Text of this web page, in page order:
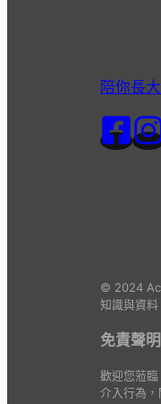
陪你長大
© 2024
知識與資
免責聲明
歡迎您蒞
介入行為